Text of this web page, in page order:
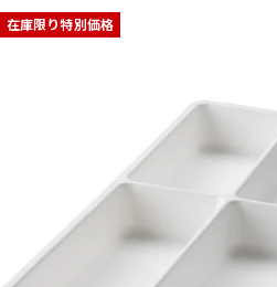
キップ
在庫限り特別価格